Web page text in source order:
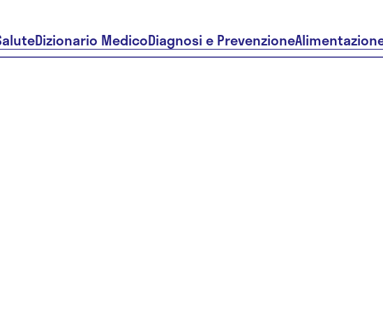
Dizionario MedicoDiagnosi e Prevenzione